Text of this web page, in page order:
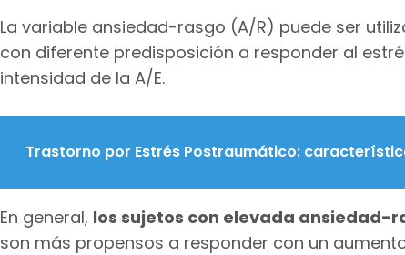
La variable ansiedad-rasgo (A/R) puede ser
con diferente predisposición a responder al
intensidad de la A/E.
Trastorno por Estrés Postraumático:
En general, los sujetos con elevada
son más propensos a responder con un